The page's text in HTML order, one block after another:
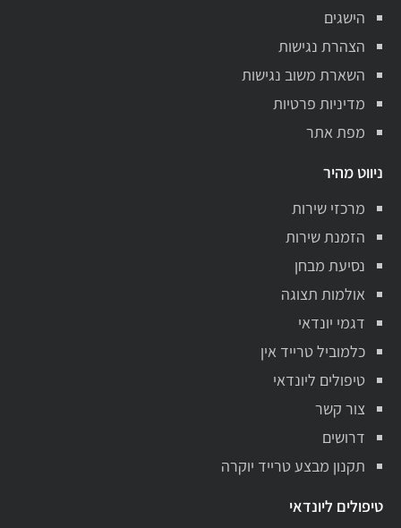
הישגים
הצהרת נגישות
השארת משוב נגישות
מדיניות פרטיות
מפת אתר
ניווט מהיר
מרכזי שירות
הזמנת שירות
נסיעת מבחן
אולמות תצוגה
דגמי יונדאי
כלמוביל טרייד אין
טיפולים ליונדאי
צור קשר
דרושים
תקנון מבצע טרייד יוקרה
טיפולים ליונדאי